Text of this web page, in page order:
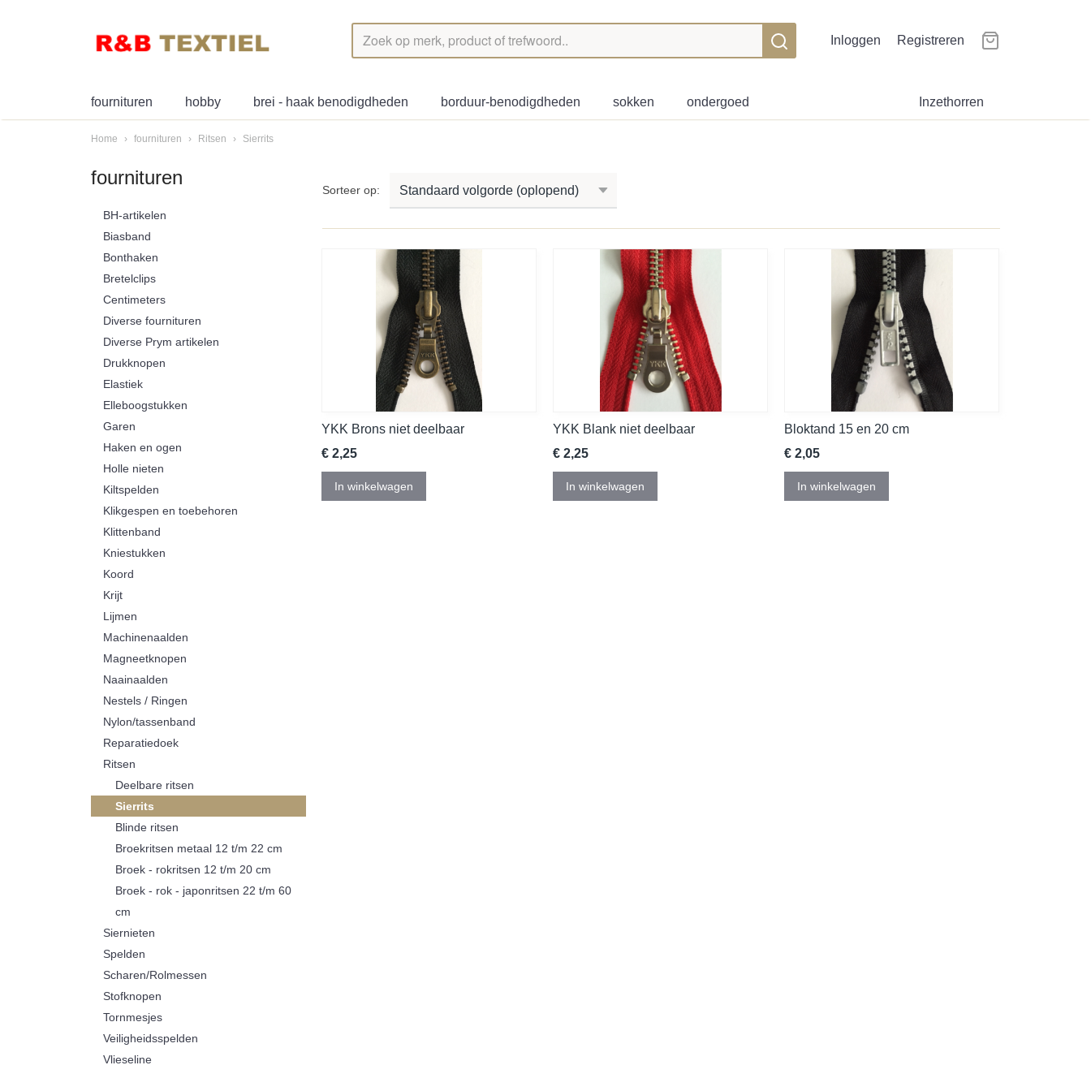
Inloggen Registreren
Inzethorren
fournituren hobby brei - haak benodigdheden borduur-benodigdheden sokken ondergoed
Home › fournituren › Ritsen › Sierrits
fournituren
BH-artikelen
Biasband
Bonthaken
Bretelclips
Centimeters
Diverse fournituren
Diverse Prym artikelen
Drukknopen
Elastiek
Elleboogstukken
Garen
Haken en ogen
Holle nieten
Kiltspelden
Klikgespen en toebehoren
Klittenband
Kniestukken
Koord
Krijt
Lijmen
Machinenaalden
Magneetknopen
Naainaalden
Nestels / Ringen
Nylon/tassenband
Reparatiedoek
Ritsen
Deelbare ritsen
Sierrits
Blinde ritsen
Broekritsen metaal 12 t/m 22 cm
Broek - rokritsen 12 t/m 20 cm
Broek - rok - japonritsen 22 t/m 60
cm
Siernieten
Spelden
Scharen/Rolmessen
Stofknopen
Tornmesjes
Veiligheidsspelden
Vlieseline
Sorteer op:
YKK Brons niet deelbaar
€ 2,25
In winkelwagen
YKK Blank niet deelbaar
€ 2,25
In winkelwagen
Bloktand 15 en 20 cm
€ 2,05
In winkelwagen